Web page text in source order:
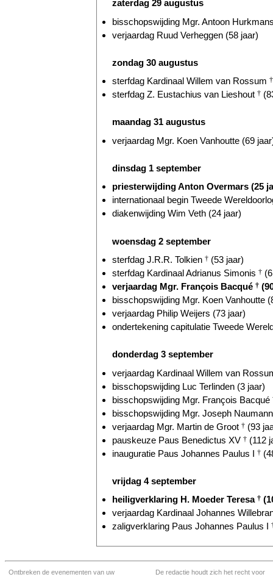
zaterdag 29 augustus
bisschopswijding Mgr. Antoon
verjaardag Ruud Verheggen (58 jaar)
zondag 30 augustus
sterfdag Kardinaal Willem van Rossum †
sterfdag Z. Eustachius van Lieshout †
maandag 31 augustus
verjaardag Mgr. Koen Vanhoutte (69
dinsdag 1 september
priesterwijding Anton Overmars (25
internationaal begin Tweede
diakenwijding Wim Veth (24 jaar)
woensdag 2 september
sterfdag J.R.R. Tolkien † (53 jaar)
sterfdag Kardinaal Adrianus Simonis †
verjaardag Mgr. François Bacqué †
bisschopswijding Mgr. Koen Vanhoutte
verjaardag Philip Weijers (73 jaar)
ondertekening capitulatie Tweede
donderdag 3 september
verjaardag Kardinaal Willem van
bisschopswijding Luc Terlinden (3 jaar)
bisschopswijding Mgr. François Bacqué
bisschopswijding Mgr. Joseph
verjaardag Mgr. Martin de Groot † (93
pauskeuze Paus Benedictus XV † (112
inauguratie Paus Johannes Paulus I †
vrijdag 4 september
heiligverklaring H. Moeder Teresa †
verjaardag Kardinaal Johannes
zaligverklaring Paus Johannes Paulus I
Ontbreken de evenementen van uw
De redactie houdt zich het recht voor